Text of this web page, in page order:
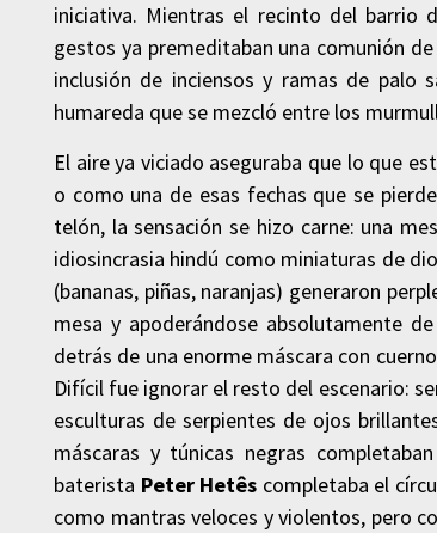
iniciativa. Mientras el recinto del barrio
gestos ya premeditaban una comunión
inclusión de inciensos y ramas de
humareda que se mezcló entre los
El aire ya viciado aseguraba que lo que
o como una de esas fechas que se
telón, la sensación se hizo carne: una
idiosincrasia hindú como miniaturas de
(bananas, piñas, naranjas) generaron
mesa y apoderándose absolutamente
detrás de una enorme máscara con
Difícil fue ignorar el resto del escenario:
esculturas de serpientes de ojos
máscaras y túnicas negras
baterista Peter Hetês completaba el
como mantras veloces y violentos, pero